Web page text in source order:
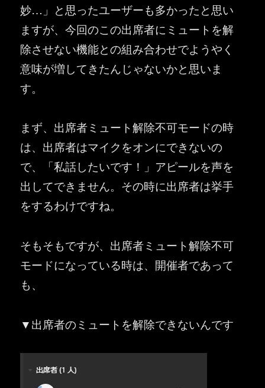
妙…」と思ったユーザーも多かったと思い
ますが、今回のこの出席者にミュートを解
除させない機能との組み合わせでようやく
意味が増してきたんじゃないかと思いま
す。
まず、出席者ミュート解除不可モードの時
は、出席者はマイクをオンにできないの
で、「私話したいです！」アピールを声を
出してできません。その時に出席者は挙手
をするわけですね。
そもそもですが、出席者ミュート解除不可
モードになっている時は、開催者であって
も、
▼出席者のミュートを解除できないんです